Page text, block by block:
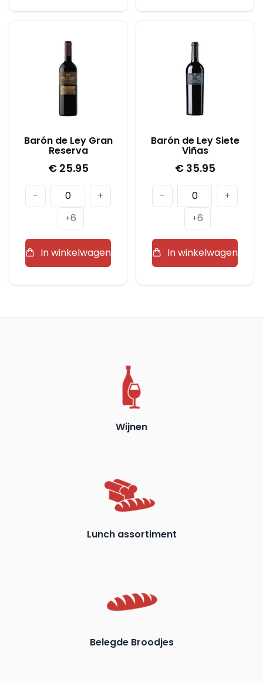
Barón de Ley Gran
Reserva
€ 25.95
-
Barón
de
Ley
Gran
Reserva
+
+6
In winkelwagen
Barón de Ley Siete
Viñas
€ 35.95
-
Barón
de
Ley
Siete
Viñas
+
+6
In winkelwagen
Wijnen
Lunch assortiment
Belegde Broodjes